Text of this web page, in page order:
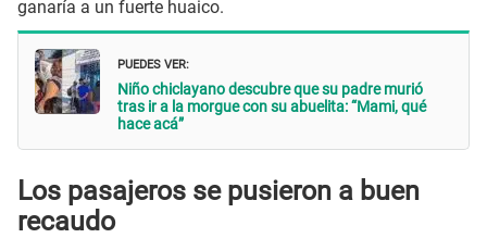
ganaría a un fuerte huaico.
PUEDES VER:
Niño chiclayano descubre que su padre murió
tras ir a la morgue con su abuelita: “Mami, qué
hace acá”
Los pasajeros se pusieron a buen
recaudo